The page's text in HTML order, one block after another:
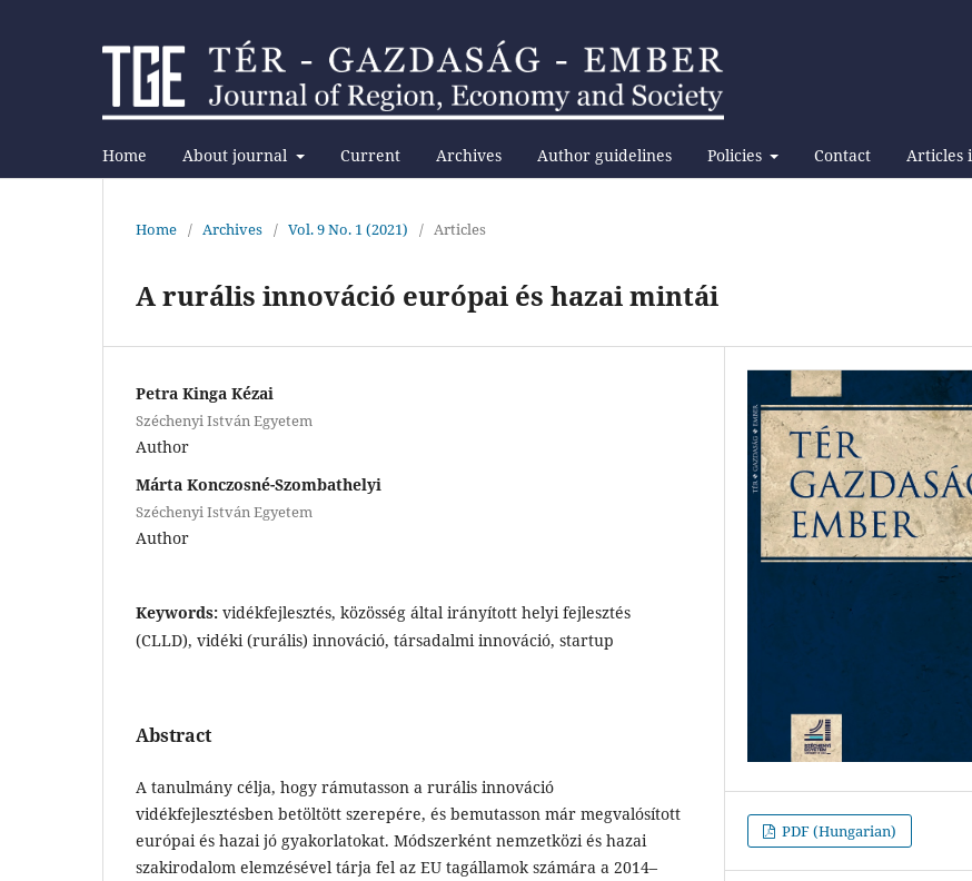
Home About journal Current Archives Author guidelines Policies Contact Articles
Home / Archives / Vol. 9 No. 1 (2021) / Articles
A rurális innováció európai és hazai mintái
Petra Kinga Kézai
Széchenyi István Egyetem
Author
Márta Konczosné-Szombathelyi
Széchenyi István Egyetem
Author
Keywords: vidékfejlesztés, közösség által irányított helyi fejlesztés
(CLLD), vidéki (rurális) innováció, társadalmi innováció, startup
Abstract
A tanulmány célja, hogy rámutasson a rurális innováció
vidékfejlesztésben betöltött szerepére, és bemutasson már megvalósított
európai és hazai jó gyakorlatokat. Módszerként nemzetközi és hazai
szakirodalom elemzésével tárja fel az EU tagállamok számára a 2014–
PDF (Hungarian)